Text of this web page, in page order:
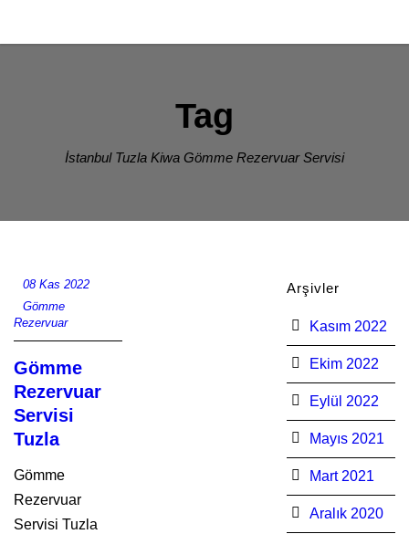
Tag
İstanbul Tuzla Kiwa Gömme Rezervuar Servisi
08 Kas 2022
Gömme
Rezervuar
Gömme
Rezervuar
Servisi
Tuzla
Gömme
Rezervuar
Servisi Tuzla
Arşivler
Kasım 2022
Ekim 2022
Eylül 2022
Mayıs 2021
Mart 2021
Aralık 2020